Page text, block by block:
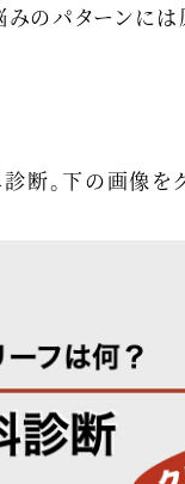
みのパターンに
。下の画像をク